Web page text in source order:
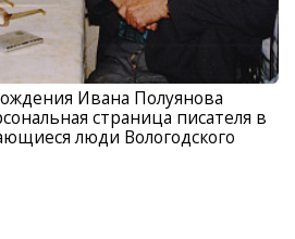
Ивана Полуянова
страница писателя в
люди Вологодского